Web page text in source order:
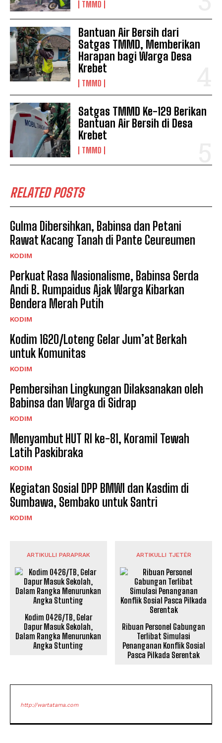
TMMD
Bantuan Air Bersih dari
Satgas TMMD, Memberikan
Harapan bagi Warga Desa
Krebet
TMMD
Satgas TMMD Ke-129 Berikan
Bantuan Air Bersih di Desa
Krebet
TMMD
RELATED POSTS
Gulma Dibersihkan, Babinsa dan Petani
Rawat Kacang Tanah di Pante Ceureumen
KODIM
Perkuat Rasa Nasionalisme, Babinsa Serda
Andi B. Rumpaidus Ajak Warga Kibarkan
Bendera Merah Putih
KODIM
Kodim 1620/Loteng Gelar Jum’at Berkah
untuk Komunitas
KODIM
Pembersihan Lingkungan Dilaksanakan oleh
Babinsa dan Warga di Sidrap
KODIM
Menyambut HUT RI ke-81, Koramil Tewah
Latih Paskibraka
KODIM
Kegiatan Sosial DPP BMWI dan Kasdim di
Sumbawa, Sembako untuk Santri
KODIM
ARTIKULLI PARAPRAK
Kodim 0426/TB, Gelar
Dapur Masuk Sekolah,
Dalam Rangka Menurunkan
Angka Stunting
ARTIKULLI TJETËR
Ribuan Personel Gabungan
Terlibat Simulasi
Penanganan Konflik Sosial
Pasca Pilkada Serentak
http://wartatama.com